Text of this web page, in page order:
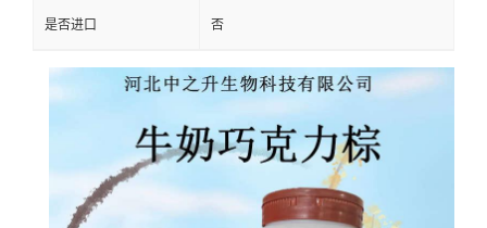
是否进口 否